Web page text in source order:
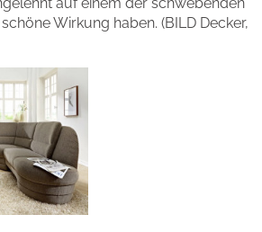
Wirkung haben. (BILD Decker,